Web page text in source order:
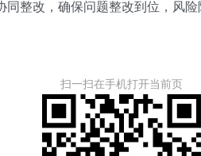
整改，确保问题整改到位，风
扫一扫在手机打开当前页